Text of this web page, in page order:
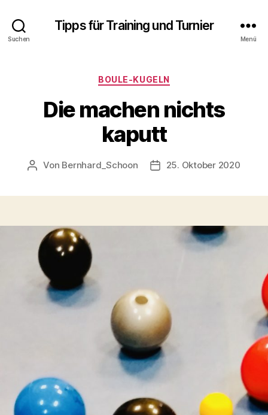
Suchen
Tipps für Training und Turnier
Menü
Kategorien
BOULE-KUGELN
Die machen nichts
kaputt
Beitragsautor
Von Bernhard_Schoon Veröffentlichungsdatum
25. Oktober 2020